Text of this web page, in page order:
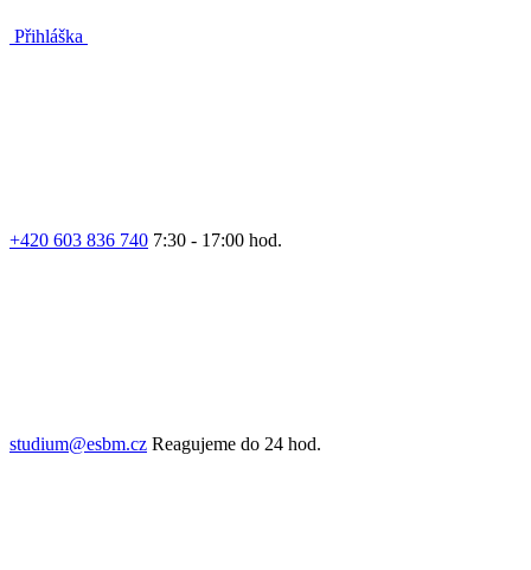
Přihláška
+420 603 836 740 7:30 - 17:00 hod.
studium@esbm.cz Reagujeme do 24 hod.